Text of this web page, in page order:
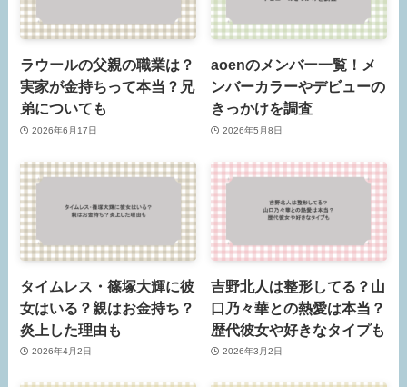
ラウールの父親の職業は？
実家が金持ちって本当？兄
弟についても
2026年6月17日
aoenのメンバー一覧！メ
ンバーカラーやデビューの
きっかけを調査
2026年5月8日
タイムレス・篠塚大輝に彼
女はいる？親はお金持ち？
炎上した理由も
2026年4月2日
吉野北人は整形してる？山
口乃々華との熱愛は本当？
歴代彼女や好きなタイプも
2026年3月2日